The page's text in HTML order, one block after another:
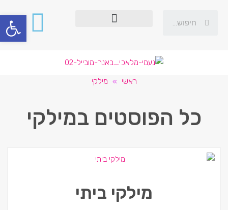
פתח
ראשי » מילקי
כל הפוסטים במילקי
מילקי ביתי